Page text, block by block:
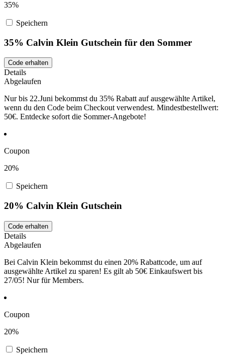
35%
Speichern
35% Calvin Klein Gutschein für den Sommer
Code erhalten
Details
Abgelaufen
Nur bis 22.Juni bekommst du 35% Rabatt auf ausgewählte Artikel,
wenn du den Code beim Checkout verwendest. Mindestbestellwert:
50€. Entdecke sofort die Sommer-Angebote!
Coupon
20%
Speichern
20% Calvin Klein Gutschein
Code erhalten
Details
Abgelaufen
Bei Calvin Klein bekommst du einen 20% Rabattcode, um auf
ausgewählte Artikel zu sparen! Es gilt ab 50€ Einkaufswert bis
27/05! Nur für Members.
Coupon
20%
Speichern